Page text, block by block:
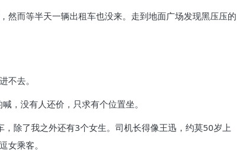
然而等半天一辆出租车也没来。走到地面广场发现黑压压的
不去。
，没有人还价，只求有个位置坐。
除了我之外还有3个女生。司机长得像王迅，约莫50岁上
女乘客。